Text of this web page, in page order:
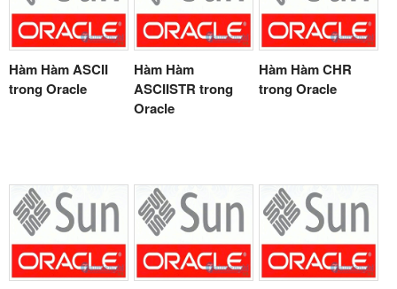
Hàm Hàm ASCII
trong Oracle
Hàm Hàm
ASCIISTR trong
Oracle
Hàm Hàm CHR
trong Oracle